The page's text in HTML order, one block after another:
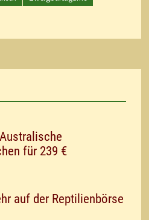
Australische
für 239 €
auf der Reptilienbörse